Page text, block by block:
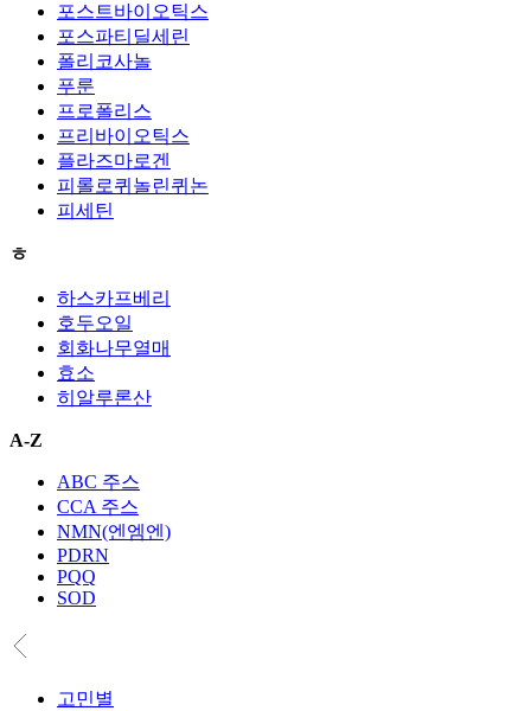
포스트바이오틱스
포스파티딜세린
폴리코사놀
푸룬
프로폴리스
프리바이오틱스
플라즈마로겐
피롤로퀴놀린퀴논
피세틴
ㅎ
하스카프베리
호두오일
회화나무열매
효소
히알루론산
A-Z
ABC 주스
CCA 주스
NMN(엔엠엔)
PDRN
PQQ
SOD
고민별